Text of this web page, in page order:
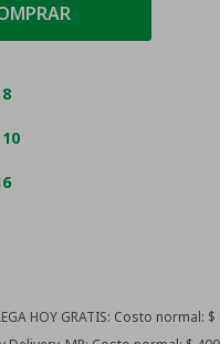
HOY GRATIS: Costo normal: $